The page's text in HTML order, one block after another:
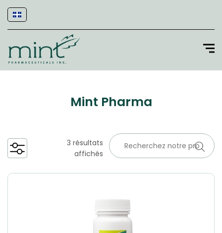
Mint Pharma
3 résultats
affichés